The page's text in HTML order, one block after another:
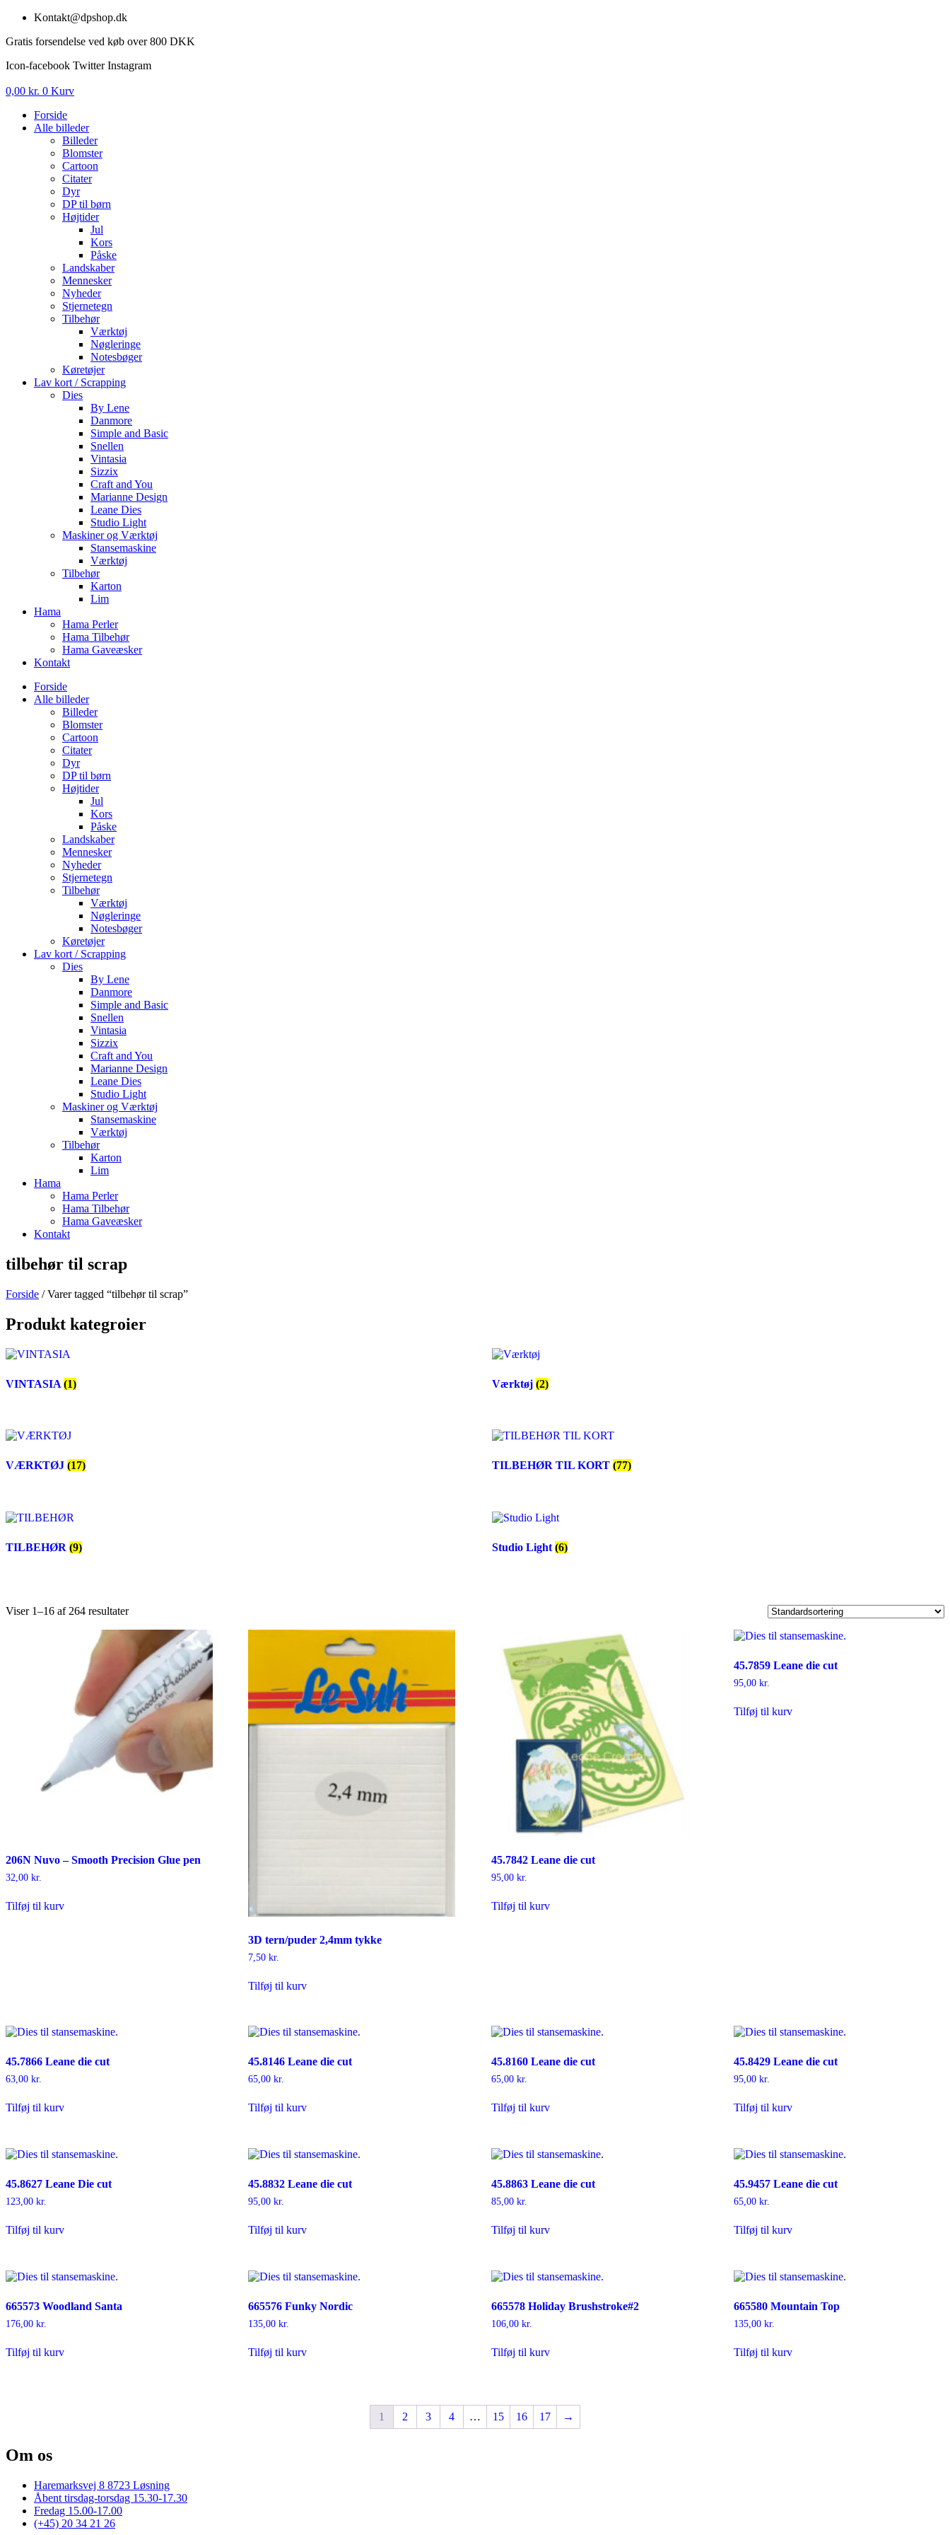
Videre
indhold
Kontakt@dpshop.dk
Gratis forsendelse ved køb over 800 DKK
Icon-facebook Twitter Instagram
0,00 kr. 0 Kurv
Forside
Alle billeder
Billeder
Blomster
Cartoon
Citater
Dyr
DP til børn
Højtider
Jul
Kors
Påske
Landskaber
Mennesker
Nyheder
Stjernetegn
Tilbehør
Værktøj
Nøgleringe
Notesbøger
Køretøjer
Lav kort / Scrapping
Dies
By Lene
Danmore
Simple and Basic
Snellen
Vintasia
Sizzix
Craft and You
Marianne Design
Leane Dies
Studio Light
Maskiner og Værktøj
Stansemaskine
Værktøj
Tilbehør
Karton
Lim
Hama
Hama Perler
Hama Tilbehør
Hama Gaveæsker
Kontakt
Forside
Alle billeder
Billeder
Blomster
Cartoon
Citater
Dyr
DP til børn
Højtider
Jul
Kors
Påske
Landskaber
Mennesker
Nyheder
Stjernetegn
Tilbehør
Værktøj
Nøgleringe
Notesbøger
Køretøjer
Lav kort / Scrapping
Dies
By Lene
Danmore
Simple and Basic
Snellen
Vintasia
Sizzix
Craft and You
Marianne Design
Leane Dies
Studio Light
Maskiner og Værktøj
Stansemaskine
Værktøj
Tilbehør
Karton
Lim
Hama
Hama Perler
Hama Tilbehør
Hama Gaveæsker
Kontakt
tilbehør til scrap
Forside / Varer tagged “tilbehør til scrap”
Produkt kategroier
VINTASIA (1) Værktøj (2)
VÆRKTØJ (17) TILBEHØR TIL KORT (77)
TILBEHØR (9) Studio Light (6)
Viser 1–16 af 264 resultater
206N Nuvo – Smooth Precision Glue pen
32,00 kr.
Tilføj til kurv
3D tern/puder 2,4mm tykke
7,50kr.
Tilføj til kurv
45.7842 Leane die cut
95,00 kr.
Tilføj til kurv
45.7859 Leane die cut
95,00 kr.
Tilføj til kurv
45.7866 Leane die cut
63,00 kr.
Tilføj til kurv
45.8146 Leane die cut
65,00kr.
Tilføj til kurv
45.8160 Leane die cut
65,00 kr.
Tilføj til kurv
45.8429 Leane die cut
95,00 kr.
Tilføj til kurv
45.8627 Leane Die cut
123,00 kr.
Tilføj til kurv
45.8832 Leane die cut
95,00kr.
Tilføj til kurv
45.8863 Leane die cut
85,00 kr.
Tilføj til kurv
45.9457 Leane die cut
65,00 kr.
Tilføj til kurv
665573 Woodland Santa
176,00 kr.
Tilføj til kurv
665576 Funky Nordic
135,00kr.
Tilføj til kurv
665578 Holiday Brushstroke#2
106,00 kr.
Tilføj til kurv
665580 Mountain Top
135,00 kr.
Tilføj til kurv
1 2 3 4 … 15 16 17 →
Om os
Haremarksvej 8 8723 Løsning
Åbent tirsdag-torsdag 15.30-17.30
Fredag 15.00-17.00
(+45) 20 34 21 26